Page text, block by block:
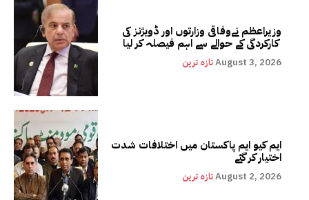
وزیراعظم نےوفاقی وزارتوں اور ڈویژنز کی
کارکردگی کے حوالے سے اہم فیصلہ کر لیا
تازہ ترینAugust 3, 2026
ایم کیو ایم پاکستان میں اختلافات شدت
اختیار کر گئے
تازہ ترینAugust 2, 2026